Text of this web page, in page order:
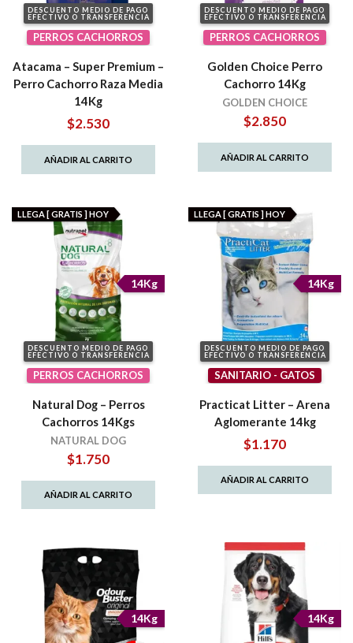
DESCUENTO MEDIO DE PAGO
EFECTIVO O TRANSFERENCIA
PERROS CACHORROS
Atacama – Super Premium –
Perro Cachorro Raza Media
14Kg
$2.530
AÑADIR AL CARRITO
DESCUENTO MEDIO DE PAGO
EFECTIVO O TRANSFERENCIA
PERROS CACHORROS
Golden Choice Perro
Cachorro 14Kg
GOLDEN CHOICE
$2.850
AÑADIR AL CARRITO
DESCUENTO MEDIO DE PAGO
EFECTIVO O TRANSFERENCIA
14Kg
LLEGA [ GRATIS ] HOY
PERROS CACHORROS
Natural Dog – Perros
Cachorros 14Kgs
NATURAL DOG
$1.750
AÑADIR AL CARRITO
DESCUENTO MEDIO DE PAGO
EFECTIVO O TRANSFERENCIA
14Kg
LLEGA [ GRATIS ] HOY
SANITARIO - GATOS
Practicat Litter – Arena
Aglomerante 14kg
$1.170
AÑADIR AL CARRITO
14Kg 14Kg